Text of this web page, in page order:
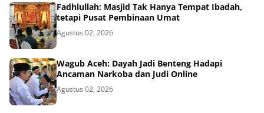
Fadhlullah: Masjid Tak Hanya Tempat Ibadah,
tetapi Pusat Pembinaan Umat
Agustus 02, 2026
Wagub Aceh: Dayah Jadi Benteng Hadapi
Ancaman Narkoba dan Judi Online
Agustus 02, 2026